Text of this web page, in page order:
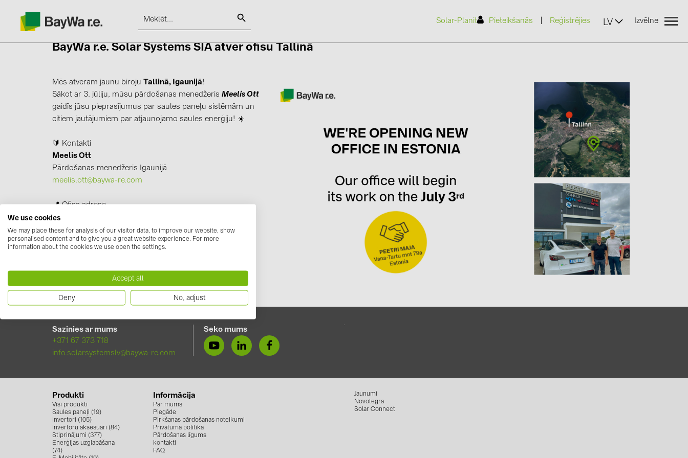
Solar-Planit Pieteikšanās Reģistrējies LV Izvēlne
Produkti
Jaunumi
Kategorijas
Invertoru aksesuāri (84)
AIKO Solar (2)
BAKS (51)
EVOPIPES (7)
FRONIUS (42)
GROMTOR (32)
GoodWe (44)
HUAWEI (51)
LEADER (6)
PRYSMIAN DRAKA (18)
BayWa r.e. Solar Systems SIAatver ofisu Tallinā
Mēs atveram jaunu biroju Tallinā, Igaunijā!
Sākot ar 3. jūliju, mūsu pārdošanas menedžeris Meelis Ott
gaidīs jūsu pieprasījumus par saules paneļu sistēmām un
citiem jautājumiem par atjaunojamo saules enerģiju! ☀️
🔰 Kontakti
Meelis Ott
Pārdošanas menedžeris Igaunijā
meelis.ott@baywa-re.com
📍 Ofisa adrese
Rae vald, Vana-Tartu mnt 79a | Peetri, Igaunija
Sazinies ar mums
+371 67 373 718
info.solarsystemslv@baywa-re.com
Seko mums
Produkti
Visi produkti
Saules paneļi (19)
Invertori (105)
Invertoru aksesuāri (84)
Stiprinājumi (377)
Enerģijas uzglabāšana
(74)
Informācija
Par mums
Piegāde
Pirkšanas pārdošanas noteikumi
Privātuma politika
Pārdošanas līgums
kontakti
FAQ
Jaunumi
Novotegra
Solar Connect
We use cookies
We may place these for analysis of our visitor data, to improve our website, show
personalised content and to give you a great website experience. For more
information about the cookies we use open the settings.
Accept all
Deny No, adjust